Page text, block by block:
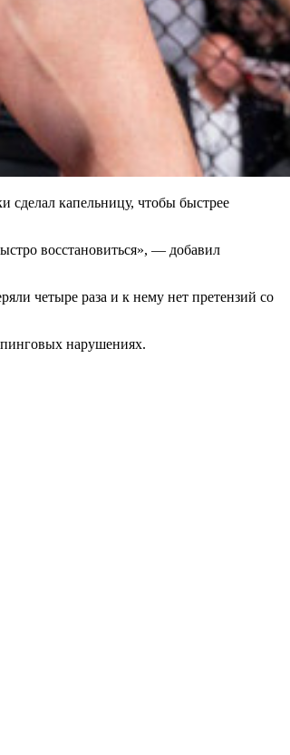
сделал капельницу, чтобы быстрее
восстановиться», — добавил
четыре раза и к нему нет претензий со
нарушениях.